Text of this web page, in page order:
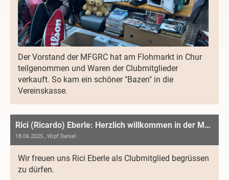
Der Vorstand der MFGRC hat am Flohmarkt in Chur
teilgenommen und Waren der Clubmitglieder
verkauft. So kam ein schöner "Bazen" in die
Vereinskasse.
Rici (Ricardo) Eberle: Herzlich willkommen in der MFGRC
18.06.2025 , Wipf Daniel
Wir freuen uns Rici Eberle als Clubmitglied begrüssen
zu dürfen.